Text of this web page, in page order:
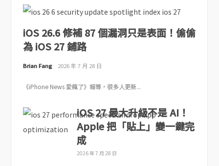
iOS 26.6 修補 87 個漏洞只是表面！偷偷
為 iOS 27 鋪路
Brian Fang 2026 年 7 月 28 日
《iPhone News 愛瘋了》報導，很多人更新...
iOS 27 最大升級不是 AI！
Apple 把「貼上」變一鍵完
成
2026 年 7 月 28 日